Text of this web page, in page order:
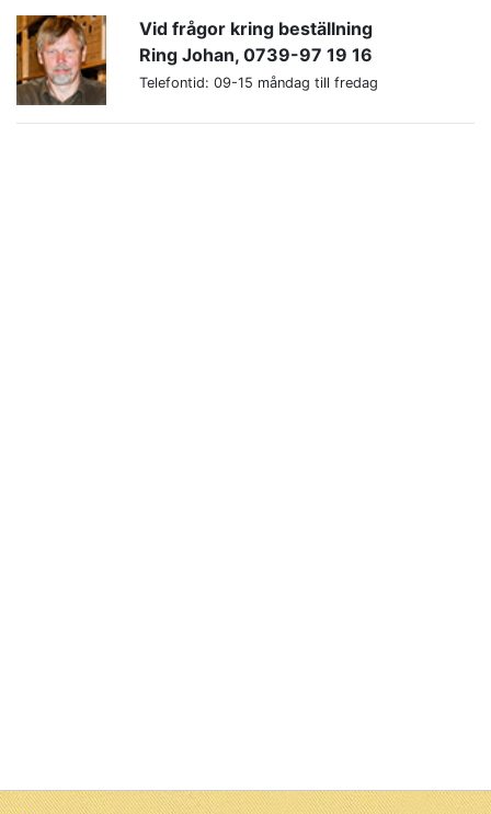
Vid frågor kring beställning
Ring Johan, 0739-97 19 16
Telefontid: 09-15 måndag till fredag